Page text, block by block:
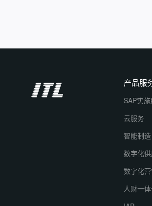
产品服
SAP实
云服务
智能制造
数字化
数字化
人财一